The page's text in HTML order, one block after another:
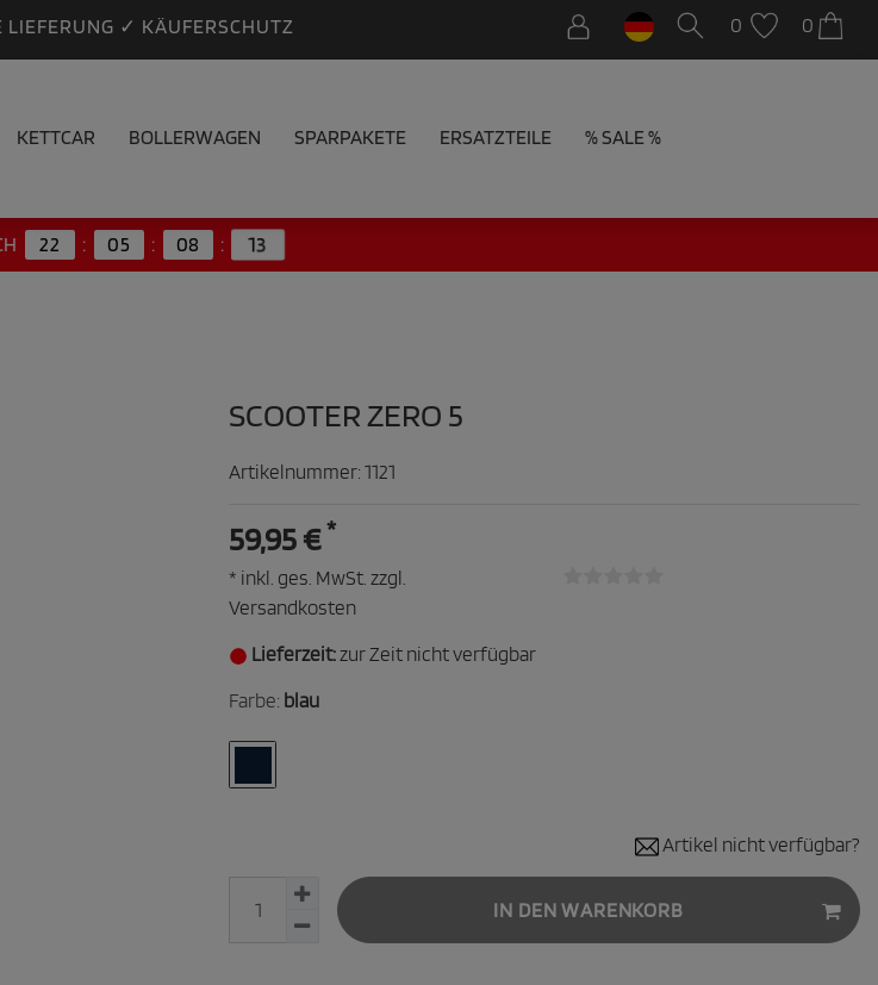
✓ KÄUFERSCHUTZ 0 0
KETTCAR BOLLERWAGEN SPARPAKETE ERSATZTEILE % SALE %
SCOOTER ZERO 5
Artikelnummer: 1121
59,95 €*
* inkl. ges. MwSt. zzgl.
Versandkosten
Lieferzeit:zur Zeit nicht verfügbar
Farbe: blau
Artikel nicht verfügbar?
IN DEN WARENKORB
22 : 05 : 08 : 13